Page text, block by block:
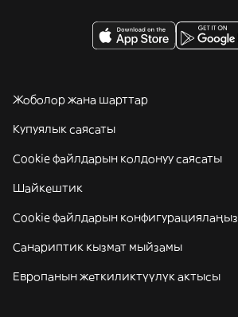
Жоболор жана шарттар
Купуялык саясаты
Cookie файлдарын колдонуу саясаты
Шайкештик
Cookie файлдарын конфигурациялаңыз
Санариптик кызмат мыйзамы
Европанын жеткиликтүүлүк актысы